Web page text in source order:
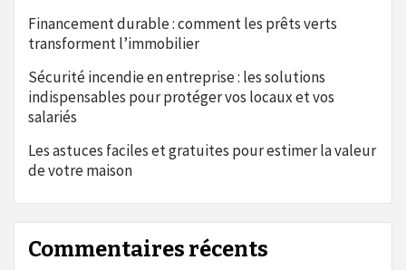
Financement durable : comment les prêts verts
transforment l’immobilier
Sécurité incendie en entreprise : les solutions
indispensables pour protéger vos locaux et vos
salariés
Les astuces faciles et gratuites pour estimer la valeur
de votre maison
Commentaires récents